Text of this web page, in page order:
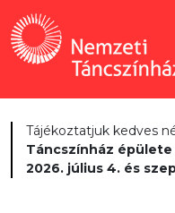
Tájékoztatjuk kedves
Táncszínház épülete
2026. július 4. és